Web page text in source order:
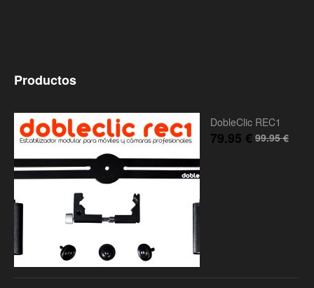
Productos
DobleClic REC1
99.95€
79.95 €